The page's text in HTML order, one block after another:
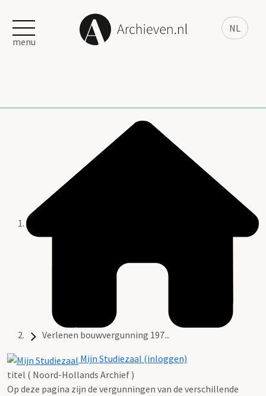
NL
menu
Verlenen bouwvergunning 197...
Mijn Studiezaal (inloggen)
titel ( Noord-Hollands Archief )
Op deze pagina zijn de vergunningen van de verschillende